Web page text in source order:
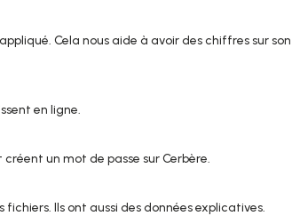
Cela nous aide à avoir des chiffres sur son
en ligne.
un mot de passe sur Cerbère.
fichiers. Ils ont aussi des données explicatives.